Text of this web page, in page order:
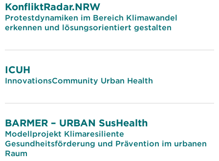
KonfliktRadar.NRW
Protestdynamiken im Bereich Klimawandel
erkennen und lösungsorientiert gestalten
ICUH
InnovationsCommunity Urban Health
BARMER – URBAN SusHealth
Modellprojekt Klimaresiliente
Gesundheitsförderung und Prävention im urbanen
Raum